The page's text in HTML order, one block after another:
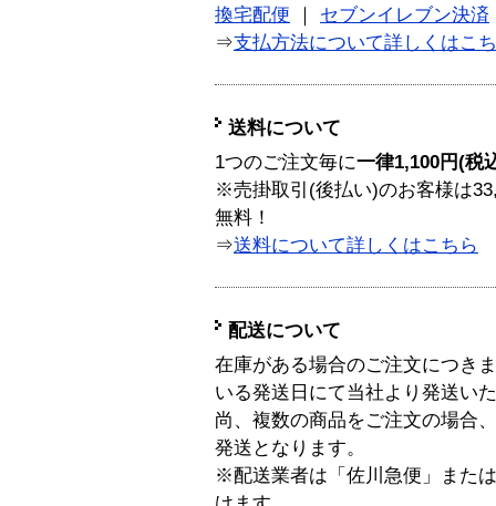
換宅配便
セブンイレブン決済
⇒支払方法について詳しくはこ
送料について
1つのご注文毎に一律1,100円(税
※売掛取引(後払い)のお客様は
無料！
⇒送料について詳しくはこちら
配送について
在庫がある場合のご注文につき
いる発送日にて当社より発送い
尚、複数の商品をご注文の場合
発送となります。
※配送業者は「佐川急便」また